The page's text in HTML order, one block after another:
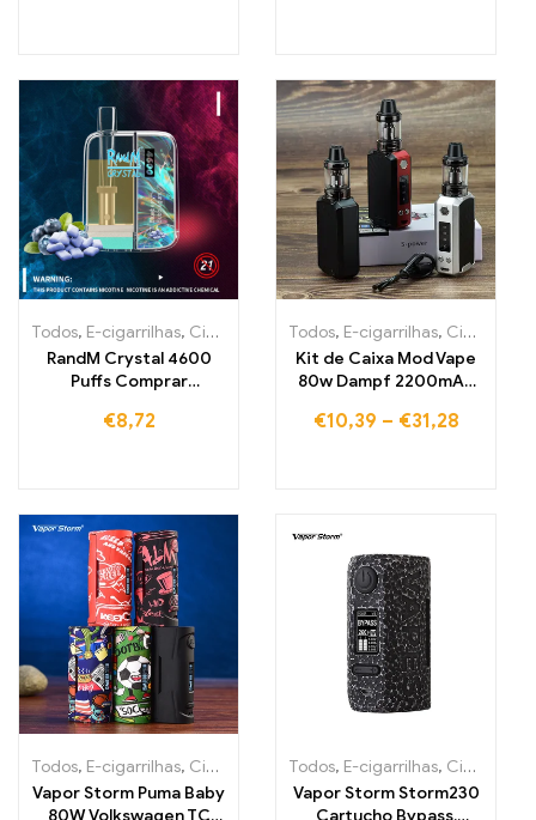
Todos, E-cigarrilhas, Cigarros eletrónicos descartáveis Irlanda
RandM Crystal 4600
Puffs Comprar
Descartável 4600 Puffs
€8,72
Todos, E-cigarrilhas, Cigarros eletrónicos descartáveis Portugal
Kit de Caixa Mod Vape
80w Dampf 2200mAh
€10,39 – €31,28
Todos, E-cigarrilhas, Cigarros eletrónicos descartáveis Portugal
Vapor Storm Puma Baby
Todos, E-cigarrilhas, Cigarros eletrónicos descartáveis Portugal
Vapor Storm Storm230